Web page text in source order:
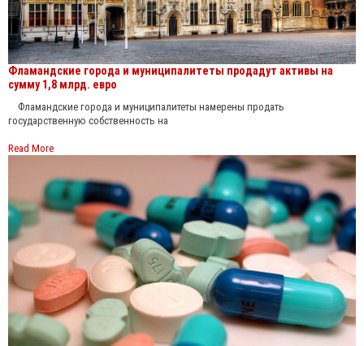
Фламандские города и муниципалитеты продадут активы на
сумму 1,8 млрд. евро
Фламандские города и муниципалитеты намерены продать
государственную собственность на
Read More